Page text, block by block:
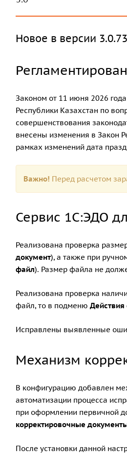
Новое в версии
Законом от 11 июня 2026
Республики Казахстан по
совершенствования
внесены изменения в Закон
рамках изменений дата
Важно! Перед расчетом
Сервис 1С:ЭДО
Реализована проверка
документ), а также при
файл). Размер файла не
Реализована проверка
файл, то в подменю
Исправлены выявленные
Механизм
В конфигурацию добавлен
автоматизации процесса
при оформлении первичной
корректировочные
После установки данной